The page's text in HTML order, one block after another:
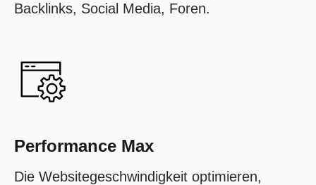
Backlinks, Social Media, Foren.
Performance Max
Die Websitegeschwindigkeit optimieren,